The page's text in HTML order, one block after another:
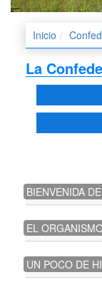
Inicio
La
BIENVENIDA
EL
UN POCO DE